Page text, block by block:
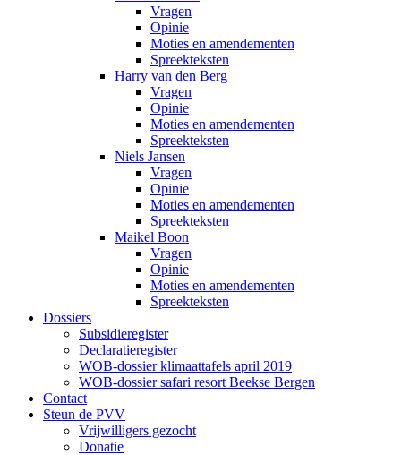
Vragen
Opinie
Moties en amendementen
Spreekteksten
Harry van den Berg
Vragen
Opinie
Moties en amendementen
Spreekteksten
Niels Jansen
Vragen
Opinie
Moties en amendementen
Spreekteksten
Maikel Boon
Vragen
Opinie
Moties en amendementen
Spreekteksten
Dossiers
Subsidieregister
Declaratieregister
WOB-dossier klimaattafels april 2019
WOB-dossier safari resort Beekse Bergen
Contact
Steun de PVV
Vrijwilligers gezocht
Donatie